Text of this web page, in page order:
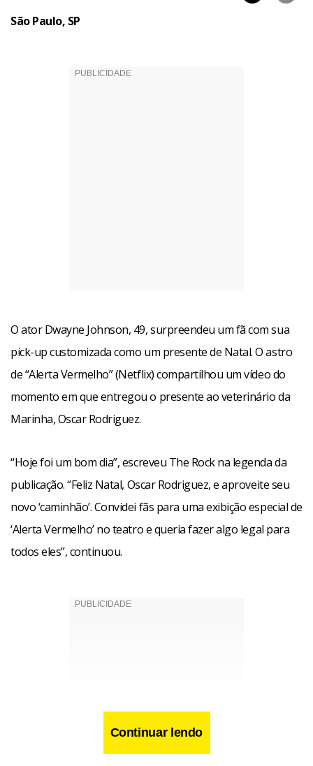
São Paulo, SP
O ator Dwayne Johnson, 49, surpreendeu um fã com sua
pick-up customizada como um presente de Natal. O astro
de “Alerta Vermelho” (Netflix) compartilhou um vídeo do
momento em que entregou o presente ao veterinário da
Marinha, Oscar Rodriguez.
“Hoje foi um bom dia”, escreveu The Rock na legenda da
publicação. “Feliz Natal, Oscar Rodriguez, e aproveite seu
novo ‘caminhão’. Convidei fãs para uma exibição especial de
‘Alerta Vermelho’ no teatro e queria fazer algo legal para
todos eles”, continuou.
Continuar lendo